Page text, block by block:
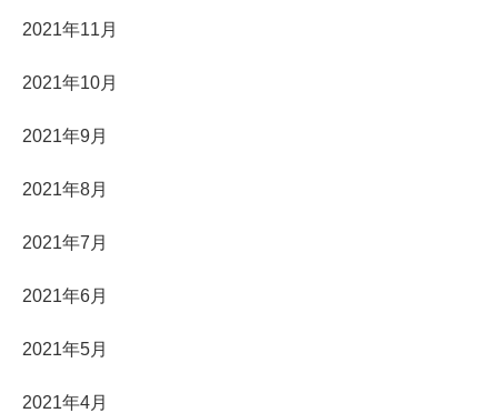
2021年11月
2021年10月
2021年9月
2021年8月
2021年7月
2021年6月
2021年5月
2021年4月